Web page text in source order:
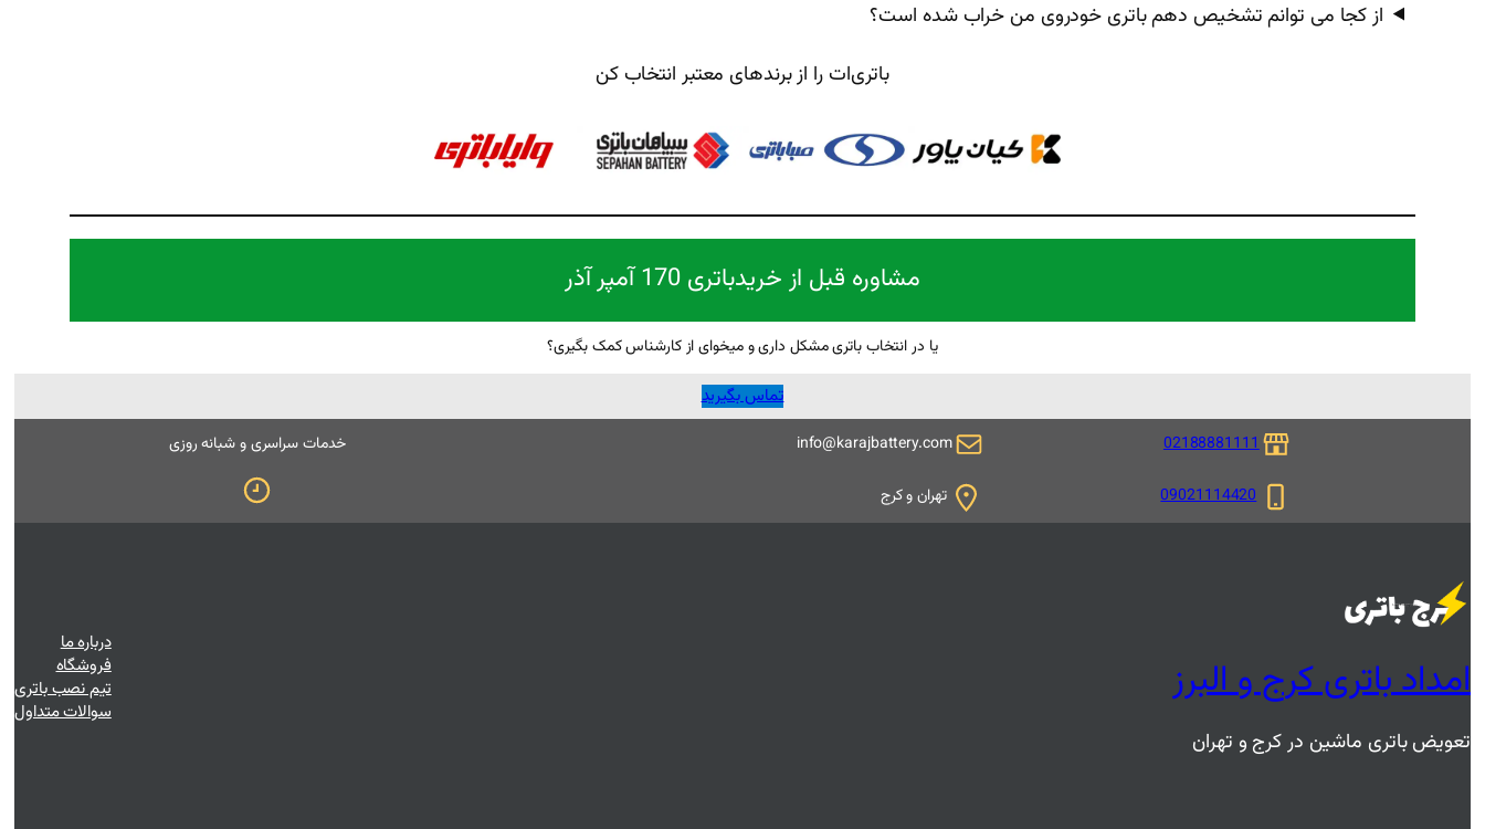
از کجا می توانم تشخیص دهم باتری خودروی من خراب شده است؟
باتری‌ات را از برندهای معتبر انتخاب کن
مشاوره قبل از خریدباتری 170 آمپر آذر
یا در انتخاب باتری مشکل داری و میخوای از کارشناس کمک بگیری؟
تماس بگیرید
02188881111
09021114420
info@karajbattery.com
تهران و کرج
خدمات سراسری و شبانه روزی
امداد باتری کرج و البرز
تعویض باتری ماشین در کرج و تهران
درباره ما
فروشگاه
تیم نصب باتری
سوالات متداول